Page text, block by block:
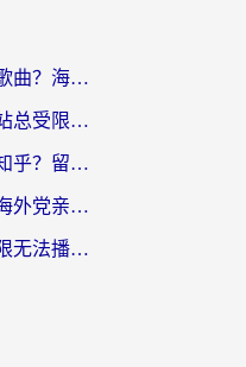
酷狗权限受限无法删除歌曲？海外党听国内音乐的终极解决方案来了
海外看国内电视剧的网站总受限？教你选对回国加速器，轻松追热剧
海外可以看搜狐视频吗知乎？留学生亲测有效的回国加速器选择指南
国外怎么用酷我音乐？海外党亲测有效的回国加速方案，附千千音乐中文歌收听指南
爱奇艺当前地区版权受限无法播放？海外党追剧看电影的终极解决方案来了